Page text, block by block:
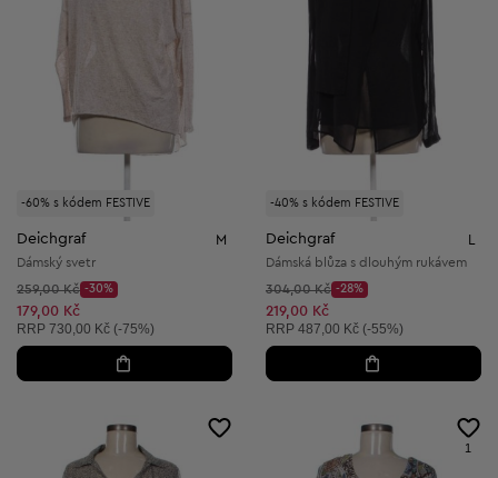
-60% s kódem FESTIVE
Deichgraf M
Dámský svetr
Původní cena:
259,00 Kč
Discount Price:
-30%
Snížená cena:
179,00 Kč
Doporučená cena:
RRP 730,00 Kč (-75%)
-40% s kódem FESTIVE
Deichgraf
Dámská blůza s dlouhým rukávem
Původní cena:
304,00 Kč
Discount Price:
-28%
Snížená cena:
219,00 Kč
Doporučená cena:
RRP 487,00 Kč (-55%)
1